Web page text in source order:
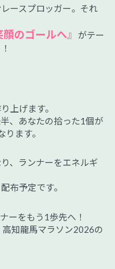
ースプロッガー。それ
のゴールへ』
がテー
上げます。
、あなたの拾った1個が
ます。
、ランナーをエネルギ
布予定です。
ーをもう1歩先へ！
知龍馬マラソン2026の